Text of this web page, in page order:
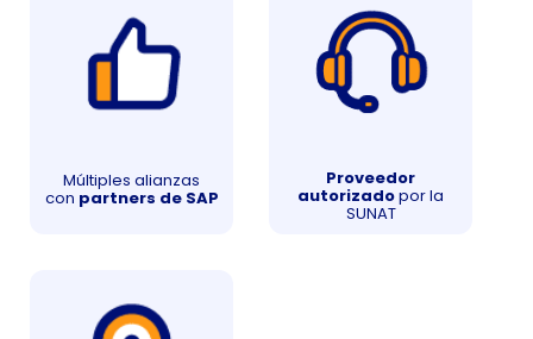
Múltiples alianzas
con partners de SAP
Proveedor
autorizadopor la
SUNAT